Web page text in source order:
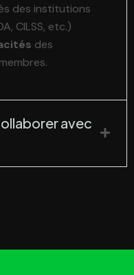
des institutions
CILSS, etc.)
des
avec